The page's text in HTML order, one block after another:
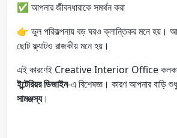
✅ আপনার জীবনধারাকে সমর্থন করা
👉 ভুল পরিকল্পনায় বড় ঘরও ক্লান্তিকর মনে হয়।
ছোট ফ্ল্যাটও রাজকীয় মনে হয়।
এই কারণেই Creative Interior Office
ইন্টেরিয়র ডিজাইন-এ বিশেষজ্ঞ। কারণ আপনার বাড়ি শুধু
সামঞ্জস্য।